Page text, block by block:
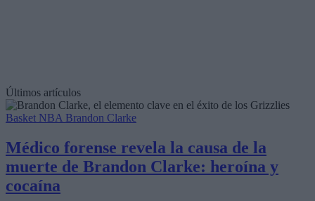
Últimos artículos
Basket NBA Brandon Clarke
Médico forense revela la causa de la
muerte de Brandon Clarke: heroína y
cocaína